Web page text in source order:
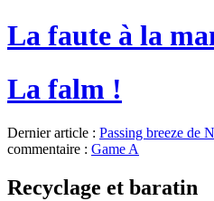
La faute à la
La falm !
Dernier article : Passing breeze de
commentaire : Game A
Recyclage et baratin